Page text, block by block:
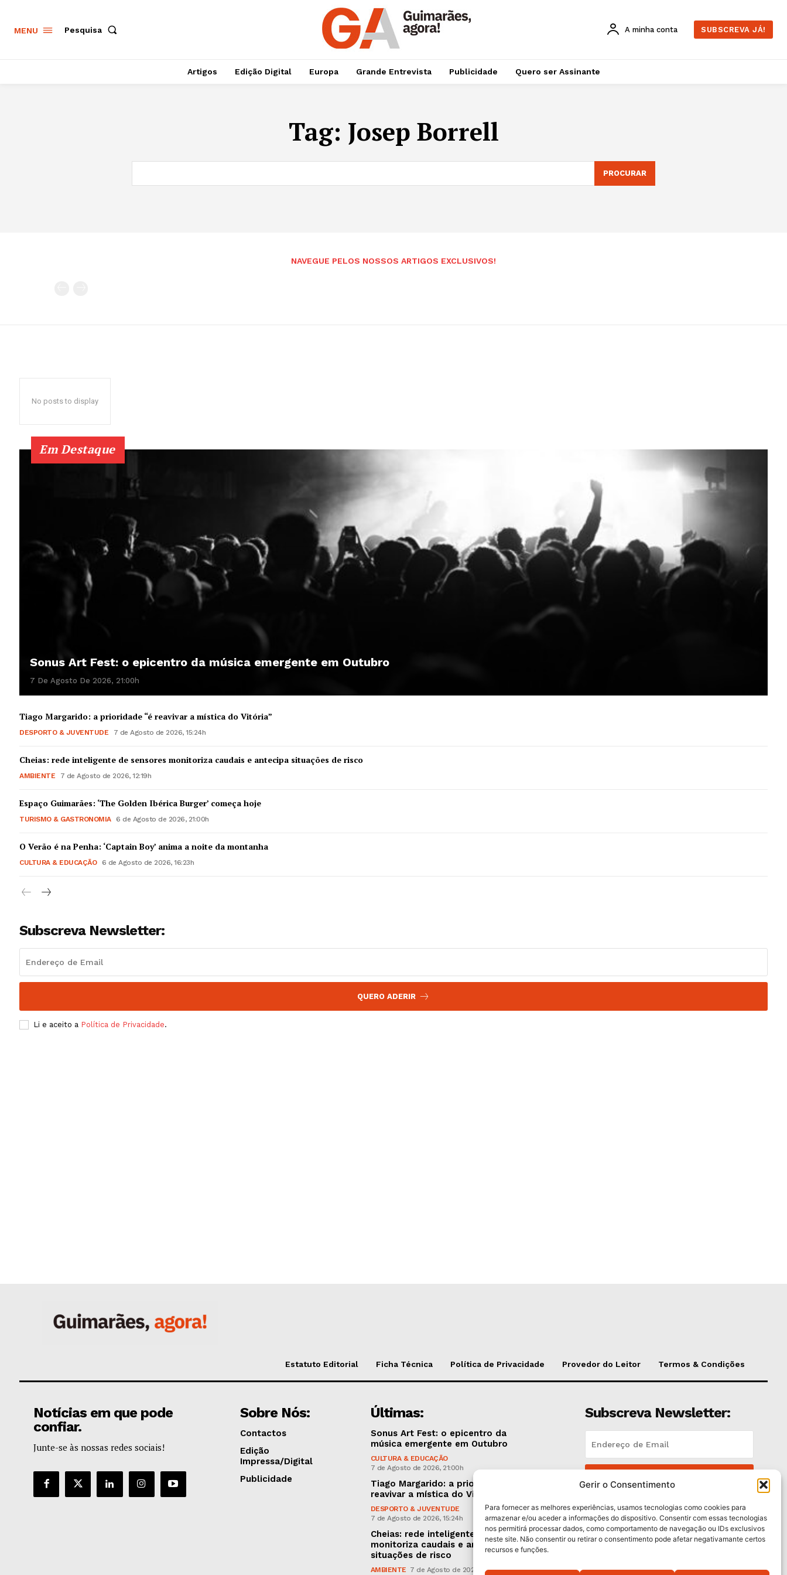
Guimarães, agora!
Gerir o Consentimento
Para fornecer as melhores experiências, usamos tecnologias como cookies para
armazenar e/ou aceder a informações do dispositivo. Consentir com essas tecnologias
nos permitirá processar dados, como comportamento de navegação ou IDs exclusivos
neste site. Não consentir ou retirar o consentimento pode afetar negativamante certos
recursos e funções.
MENU Pesquisa A minha conta SUBSCREVA JÁ!
Artigos Edição Digital Europa Grande Entrevista Publicidade Quero ser Assinante
Tag: Josep Borrell
PROCURAR
NAVEGUE PELOS NOSSOS ARTIGOS EXCLUSIVOS!
No posts to display
Em Destaque
Sonus Art Fest: o epicentro da música emergente em Outubro
7 De Agosto De 2026, 21:00h
Tiago Margarido: a prioridade “é reavivar a mística do Vitória”
DESPORTO & JUVENTUDE 7 de Agosto de 2026, 15:24h
Cheias: rede inteligente de sensores monitoriza caudais e antecipa situações de risco
AMBIENTE 7 de Agosto de 2026, 12:19h
Espaço Guimarães: ‘The Golden Ibérica Burger’ começa hoje
TURISMO & GASTRONOMIA 6 de Agosto de 2026, 21:00h
O Verão é na Penha: ‘Captain Boy’ anima a noite da montanha
CULTURA & EDUCAÇÃO 6 de Agosto de 2026, 16:23h
Subscreva Newsletter:
QUERO ADERIR
Li e aceito a Política de Privacidade.
Estatuto Editorial Ficha Técnica Política de Privacidade Provedor do Leitor Termos & Condições
Notícias em que pode
confiar.
Junte-se às nossas redes sociais!
Sobre Nós:
Contactos
Edição
Impressa/Digital
Publicidade
Últimas:
Sonus Art Fest: o epicentro da
música emergente em Outubro
CULTURA & EDUCAÇÃO
7 de Agosto de 2026, 21:00h
Tiago Margarido: a prioridade “é
reavivar a mística do Vitória”
DESPORTO & JUVENTUDE
7 de Agosto de 2026, 15:24h
Cheias: rede inteligente de sensores
monitoriza caudais e antecipa
situações de risco
AMBIENTE 7 de Agosto de 2026, 12:19h
Subscreva Newsletter:
Li e aceito aPolítica de Privacidade .